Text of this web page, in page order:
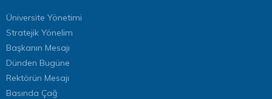
Üniversite Yönetimi
Stratejik Yönelim
Başkanın Mesajı
Dünden Bugüne
Rektörün Mesajı
Basında Çağ